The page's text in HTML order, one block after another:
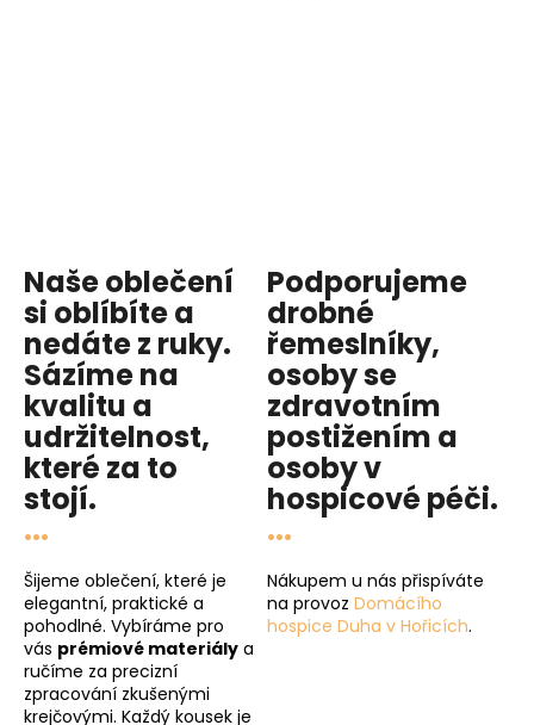
Naše oblečení
si oblíbíte a
nedáte z ruky.
Sázíme na
kvalitu a
udržitelnost,
které za to
stojí.
...
Šijeme oblečení, které je
elegantní, praktické a
pohodlné. Vybíráme pro
vás prémiové materiály a
ručíme za precizní
zpracování zkušenými
krejčovými. Každý kousek je
Podporujeme
drobné
řemeslníky,
osoby se
zdravotním
postižením a
osoby v
hospicové péči.
...
Nákupem u nás přispíváte
na provoz Domácího
hospice Duha v Hořicích.